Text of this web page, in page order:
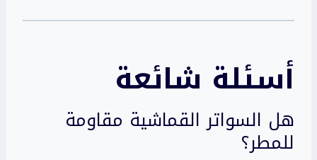
أسئلة شائعة
هل السواتر القماشية مقاومة
للمطر؟